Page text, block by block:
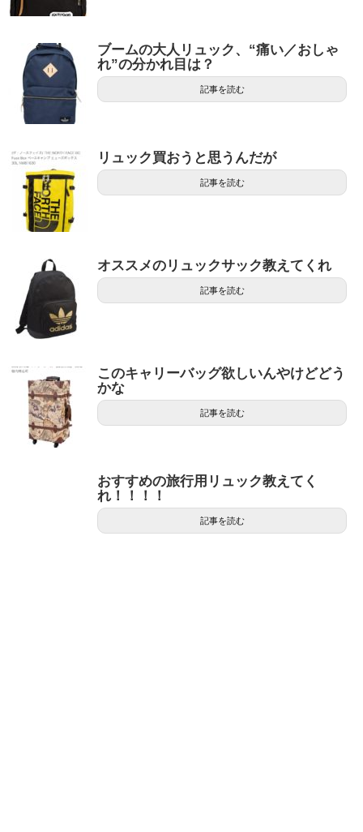
ブームの大人リュック、“痛い／おしゃ
れ”の分かれ目は？
記事を読む
リュック買おうと思うんだが
記事を読む
オススメのリュックサック教えてくれ
記事を読む
このキャリーバッグ欲しいんやけどどう
かな
記事を読む
おすすめの旅行用リュック教えてく
れ！！！！
記事を読む